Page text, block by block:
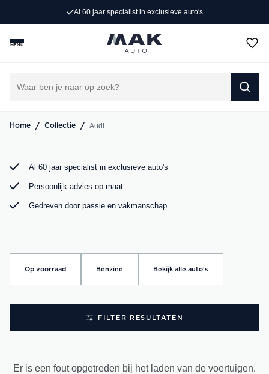
in exclusieve auto's
MENU
Home / Collectie / Audi
Op zoek naar een exclusieve Audi occasion? Bij MAK
Auto vind je een zorgvuldig geselecteerd aanbod, van de
sportieve Audi A3 tot de krachtige Audi RS6. Bekijk ons
Al 60 jaar specialist in exclusieve auto's
Persoonlijk advies op maat
Gedreven door passie en vakmanschap
Op voorraad Benzine Bekijk alle auto's
FILTER RESULTATEN
Er is een fout opgetreden bij het laden van de voertuigen.